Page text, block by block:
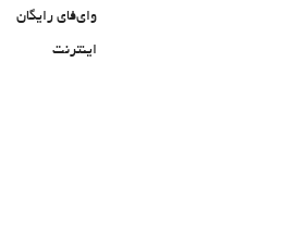
وای‌فای رایگان
اینترنت